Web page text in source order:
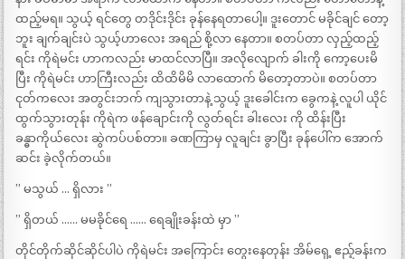
ထည့်မရ။ သွယ့် ရင်တွေ တဒိုင်းဒိုင်း ခုန်နေရတာပေါ့။ ဒူးတောင် မခိုင်ချင် တော့
ဘူး ချက်ချင်းပဲ သွယ့်ဟာလေး အရည် စို့လာ နေတာ။ စတပ်တာ လှည့်ထည့်
ရင်း ကိုရဲမင်း ဟာကလည်း မာထင်လာပြီ။ အလိုလျောက် ခါးကို ကော့ပေးမိ
ပြီး ကိုရဲမင်း ဟာကြီးလည်း ထိထိမိမိ လာထောက် မိတော့တာပဲ။ စတပ်တာ
ငုတ်ကလေး အတွင်းဘက် ကျသွားတာနဲ့ သွယ့် ဒူးခေါင်းက ခွေကနဲ့ လူပါ ယိုင်
ထွက်သွားတုန်း ကိုရဲက ဖန်ချောင်းကို လွတ်ရင်း ခါးလေး ကို ထိန်းပြီး
ခန္ဓာကိုယ်လေး ဆွဲကပ်ပစ်တာ။ ခဏကြာမှ လူချင်း ခွာပြီး ခုန်ပေါ်က အောက်
ဆင်း ခဲ့လိုက်တယ်။
” မသွယ် … ရှိလား ”
” ရှိတယ် …… မမခိုင်ရေ …… ရေချိုးခန်းထဲ မှာ ”
တိုင်တိုက်ဆိုင်ဆိုင်ပါပဲ ကိုရဲမင်း အကြောင်း တွေးနေတုန်း အိမ်ရှေ့ ဧည့်ခန်းက